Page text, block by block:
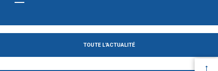
TOUTE L'ACTUALITÉ